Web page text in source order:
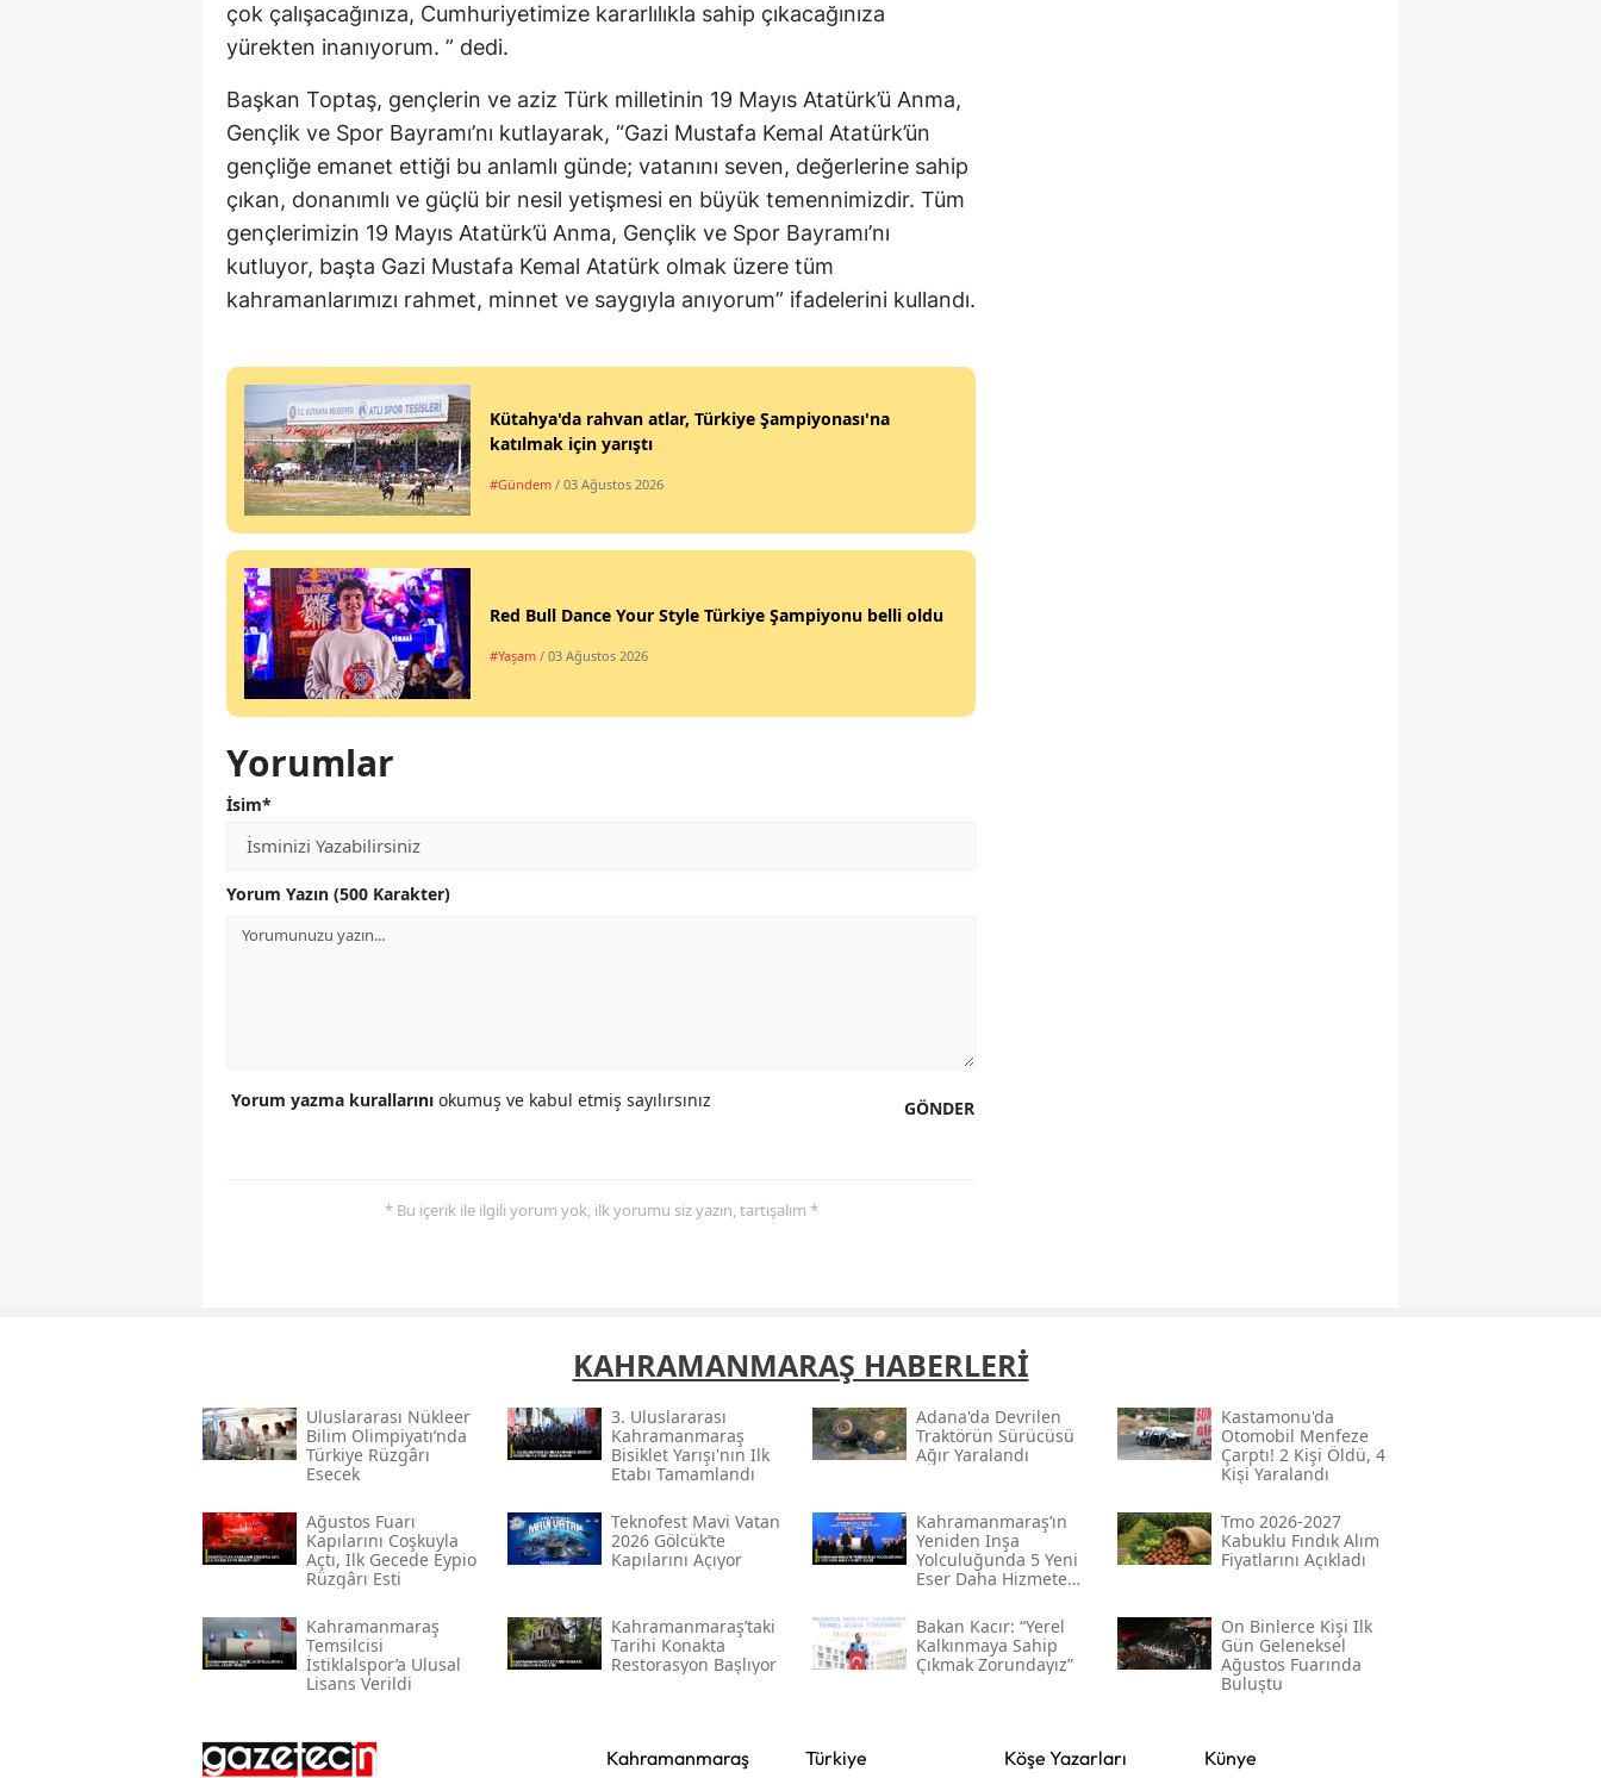
Niğde
Rize
Sakarya
Samsun
Siirt
Sinop
Sivas
Tekirdağ
Şanlıurfa
Kilis
Osmaniye
Düzce
çok çalışacağınıza, Cumhuriyetimize kararlılıkla sahip çıkacağınıza
yürekten inanıyorum. ” dedi.
Başkan Toptaş, gençlerin ve aziz Türk milletinin 19 Mayıs Atatürk’ü Anma,
Gençlik ve Spor Bayramı’nı kutlayarak, “Gazi Mustafa Kemal Atatürk’ün
gençliğe emanet ettiği bu anlamlı günde; vatanını seven, değerlerine sahip
çıkan, donanımlı ve güçlü bir nesil yetişmesi en büyük temennimizdir. Tüm
gençlerimizin 19 Mayıs Atatürk’ü Anma, Gençlik ve Spor Bayramı’nı
kutluyor, başta Gazi Mustafa Kemal Atatürk olmak üzere tüm
kahramanlarımızı rahmet, minnet ve saygıyla anıyorum” ifadelerini kullandı.
Kütahya'da rahvan atlar, Türkiye Şampiyonası'na
katılmak için yarıştı
#Gündem / 03 Ağustos 2026
Red Bull Dance Your Style Türkiye Şampiyonu belli oldu
#Yaşam / 03 Ağustos 2026
Yorumlar
İsim*
Yorum Yazın (500 Karakter)
GÖNDER
Yorum yazma kurallarını okumuş ve kabul etmiş sayılırsınız
* Bu içerik ile ilgili yorum yok, ilk yorumu siz yazın, tartışalım *
KAHRAMANMARAŞ HABERLERİ
Uluslararası Nükleer
Bilim Olimpiyatı’nda
Türkiye Rüzgârı
Esecek
3. Uluslararası
Kahramanmaraş
Bisiklet Yarışı'nın Ilk
Etabı Tamamlandı
Adana'da Devrilen
Traktörün Sürücüsü
Ağır Yaralandı
Kastamonu'da
Otomobil Menfeze
Çarptı! 2 Kişi Öldü, 4
Kişi Yaralandı
Ağustos Fuarı
Kapılarını Coşkuyla
Açtı, Ilk Gecede Eypio
Rüzgârı Esti
Teknofest Mavi Vatan
2026 Gölcük’te
Kapılarını Açıyor
Kahramanmaraş’ın
Yeniden Inşa
Yolculuğunda 5 Yeni
Eser Daha Hizmete
Tmo 2026-2027
Kabuklu Fındık Alım
Fiyatlarını Açıkladı
Kahramanmaraş
Temsilcisi
İstiklalspor’a Ulusal
Lisans Verildi
Kahramanmaraş’taki
Tarihi Konakta
Restorasyon Başlıyor
Bakan Kacır: “yerel
Kalkınmaya Sahip
Çıkmak Zorundayız”
On Binlerce Kişi Ilk
Gün Geleneksel
Ağustos Fuarında
Buluştu
Kahramanmaraş Türkiye Köşe Yazarları Künye